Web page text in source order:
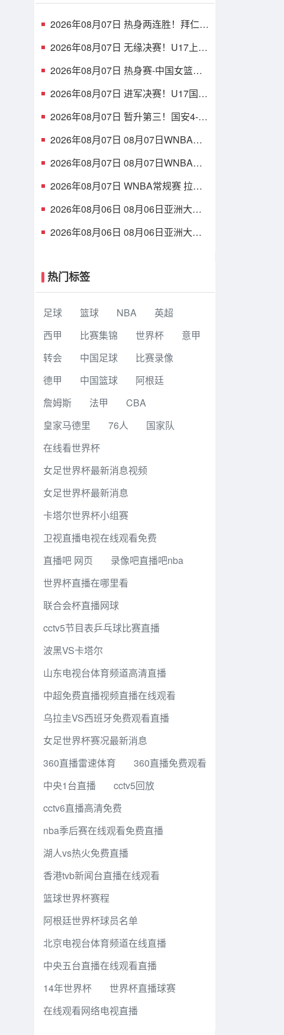
2026年08月07日 热身两连胜！拜仁2-
建功
2026年08月07日 无缘决赛！U17上海
王启戎扑点
2026年08月07日 热身赛-中国女篮险
2026年08月07日 进军决赛！U17国足
补两扑点
2026年08月07日 暂升第三！国安4-0
法比奥破门
2026年08月07日 08月07日WNBA常
集锦
2026年08月07日 08月07日WNBA常
猫 全场集锦
2026年08月07日 WNBA常规赛 拉斯
场集锦
2026年08月06日 08月06日亚洲大学
律宾大学 集锦
2026年08月06日 08月06日亚洲大学
热门标签
足球 篮球 NBA
英超
西甲
比赛集锦 世界杯
意甲
转会
中国足球
比赛录像
德甲
中国篮球
阿根廷
詹姆斯
法甲
CBA
皇家马德里
76人
国家队
在线看世界杯
女足世界杯最新消息视频
女足世界杯最新消息
卡塔尔世界杯小组赛
卫视直播电视在线观看免费
直播吧 网页
录像吧直播吧nba
世界杯直播在哪里看
联合会杯直播网球
cctv5节目表乒乓球比赛直播
波黑VS卡塔尔
山东电视台体育频道高清直播
中超免费直播视频直播在线观看
乌拉圭VS西班牙免费观看直播
女足世界杯赛况最新消息
360直播雷速体育
360直播免费观看
中央1台直播
cctv5回放
cctv6直播高清免费
nba季后赛在线观看免费直播
湖人vs热火免费直播
香港tvb新闻台直播在线观看
篮球世界杯赛程
阿根廷世界杯球员名单
北京电视台体育频道在线直播
中央五台直播在线观看直播
14年世界杯
世界杯直播球赛
在线观看网络电视直播